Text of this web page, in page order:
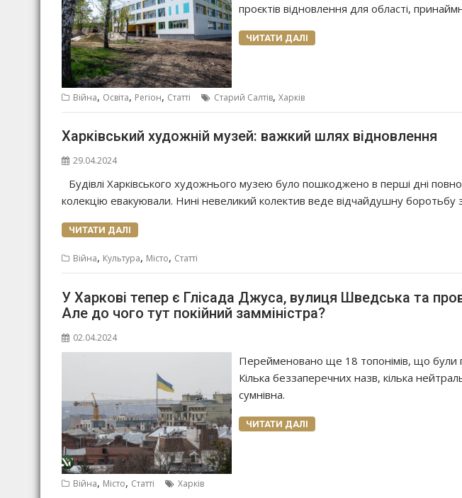
проєктів відновлення для області,
ЧИТАТИ ДАЛІ
Війна, Освіта, Регіон, Статті Старий Салтів, Харків
Харківський художній музей: важкий шлях відновлення
29.04.2024
Будівлі Харківського художнього музею було пошкоджено в перші дні
колекцію евакуювали. Нині невеликий колектив веде відчайдушну
ЧИТАТИ ДАЛІ
Війна, Культура, Місто, Статті
У Харкові тепер є Глісада Джуса, вулиця Шведська та
Але до чого тут покійний замміністра?
02.04.2024
Перейменовано ще 18 топонімів, що були
Кілька беззаперечних назв, кілька
сумнівна.
ЧИТАТИ ДАЛІ
Війна, Місто, Статті Харків